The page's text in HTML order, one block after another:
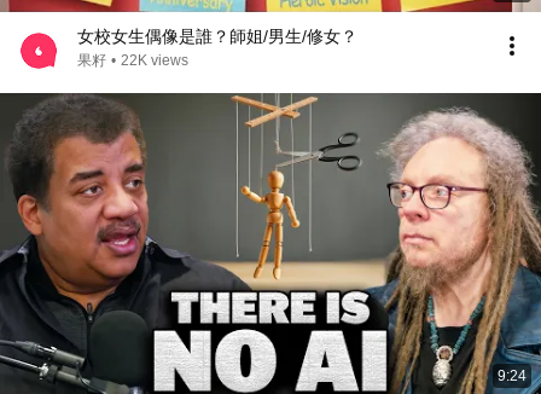
女校女生偶像是誰？師姐/男生/修女？
果籽 • 22K views
9:24